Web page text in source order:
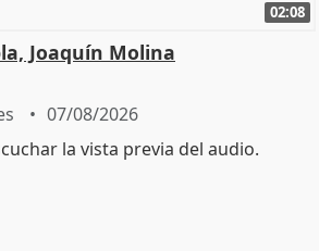
02:08
Joaquín Molina
07/08/2026